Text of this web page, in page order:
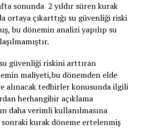
sonunda 2 yıldır süren kurak
ortaya çıkarttığı su güvenliği riski
bu dönemin analizi yapılıp su
güvenliği riskini arttıran
maliyeti,bu dönemden elde
alınacak tedbirler konusunda ilgili
herhangibir açıklama
daha verimli kullanılmasına
kurak döneme ertelenmiş